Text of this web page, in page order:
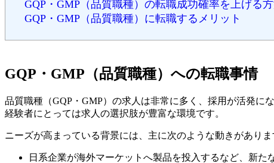
GQP・GMP（品質職種）の転職成功確率を上げる
GQP・GMP（品質職種）に転職するメリット
GQP・GMP（品質職種）への転職事情
品質職種（GQP・GMP）の求人は非常に多く、採用が活発にな
経験者にとっては求人の選択肢が豊富な環境です。
ニーズが高まっている背景には、主に次のような動きがありま
日系企業が海外マーケットへ製品を投入するなど、新た